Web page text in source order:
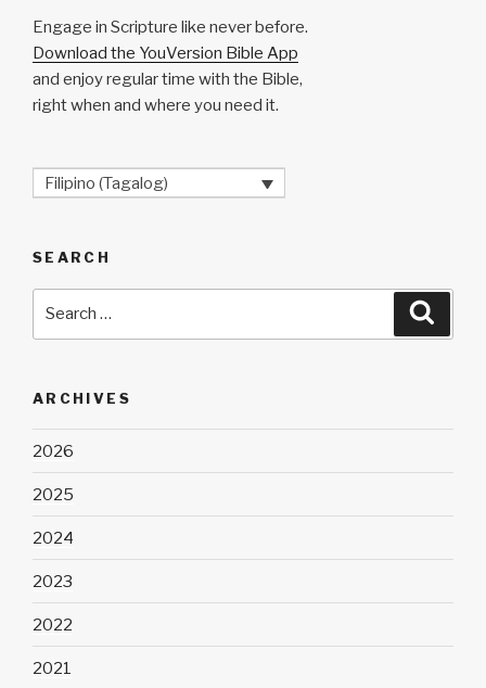
Engage in Scripture like never before.
Download the YouVersion Bible App
and enjoy regular time with the Bible,
right when and where you need it.
Filipino (Tagalog)
SEARCH
ARCHIVES
2026
2025
2024
2023
2022
2021